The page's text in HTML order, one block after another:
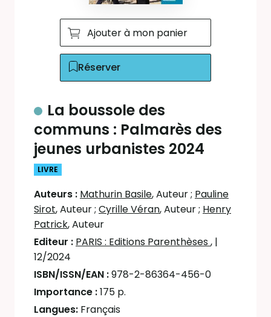
Ajouter à mon panier
Réserver
La boussole des
communs : Palmarès des
jeunes urbanistes 2024
LIVRE
Auteurs : Mathurin Basile, Auteur; Pauline
Sirot, Auteur; Cyrille Véran, Auteur; Henry
Patrick, Auteur
Editeur : PARIS : Editions Parenthèses, |
12/2024
ISBN/ISSN/EAN :978-2-86364-456-0
Importance :175 p.
Langues: Français